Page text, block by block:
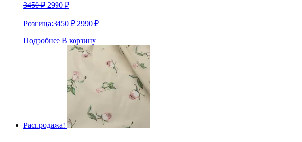
3450₽ 2990 ₽
Розница:3450₽ 2990 ₽
Подробнее В корзину
Распродажа!